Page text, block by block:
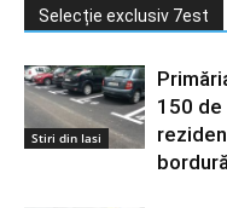
Selecție exclusiv 7est
Stiri din Iasi
150